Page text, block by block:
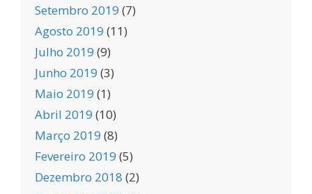
Setembro 2019 (7)
Agosto 2019 (11)
Julho 2019 (9)
Junho 2019 (3)
Maio 2019 (1)
Abril 2019 (10)
Março 2019 (8)
Fevereiro 2019 (5)
Dezembro 2018 (2)